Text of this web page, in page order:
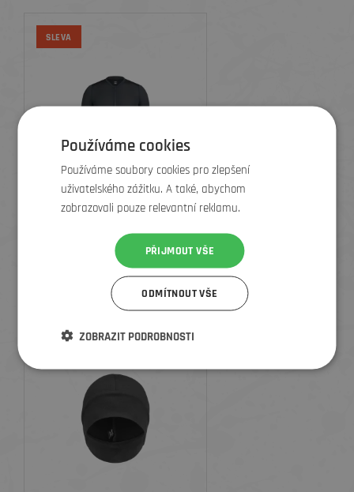
SLEVA
PRO TEAM TRAINING, ČERNÝ
2 479 Kč
SLEVA
Používáme cookies
Používáme soubory cookies pro zlepšení
uživatelského zážitku. A také, abychom
zobrazovali pouze relevantní reklamu.
PŘIJMOUT VŠE
ODMÍTNOUT VŠE
ZOBRAZIT PODROBNOSTI